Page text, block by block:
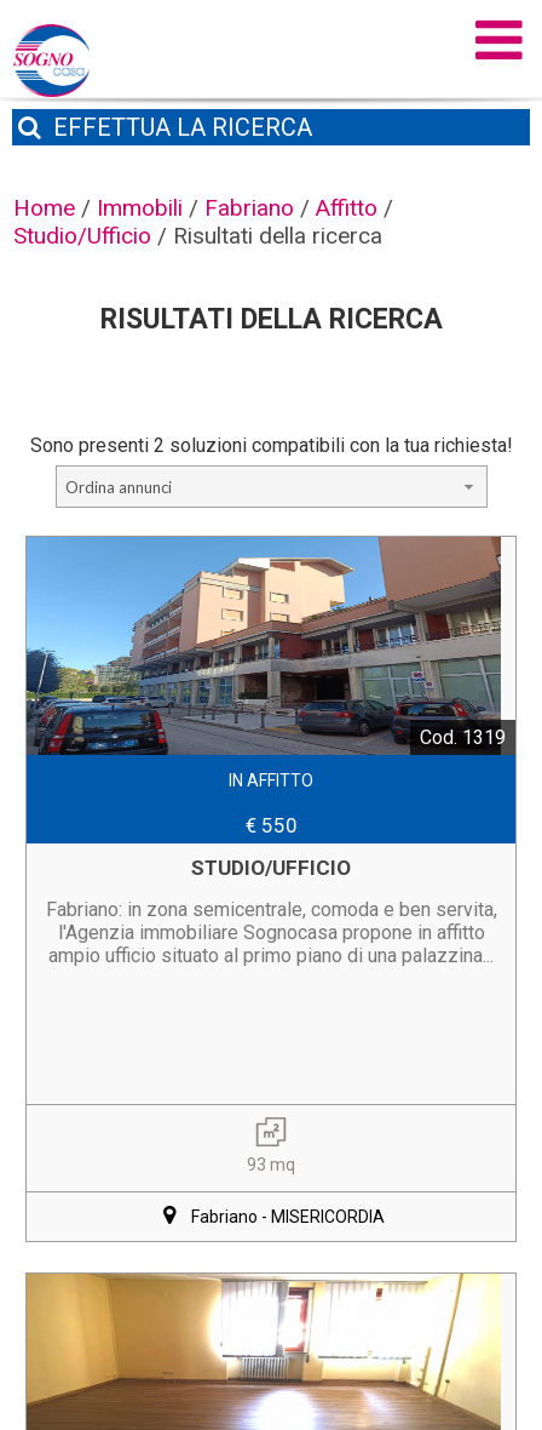
EFFETTUA LA RICERCA
Home / Immobili / Fabriano /Affitto /
Studio/Ufficio / Risultati della ricerca
RISULTATI DELLA RICERCA
Sono presenti 2 soluzioni compatibili con la tua richiesta!
Ordina annunci
Cod. 1319
IN AFFITTO
€ 550
STUDIO/UFFICIO
Fabriano: in zona semicentrale, comoda e ben servita,
l'Agenzia immobiliare Sognocasa propone in affitto
ampio ufficio situato al primo piano di una palazzina...
93 mq
Fabriano - MISERICORDIA